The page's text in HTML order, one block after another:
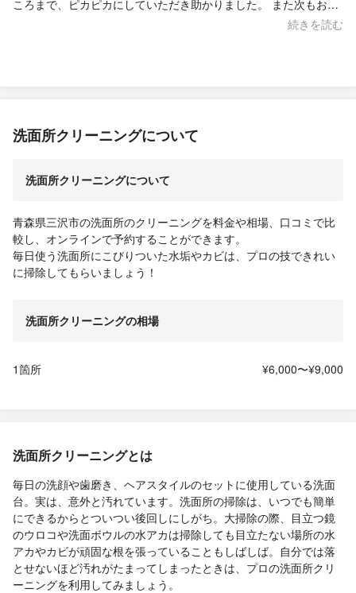
ころまで、ピカピカにしていただき助かりました。 また次もお願
続きを読む
洗面所クリーニングについて
洗面所クリーニングについて
青森県三沢市の洗面所のクリーニングを料金や相場、口コミで比
較し、オンラインで予約することができます。
毎日使う洗面所にこびりついた水垢やカビは、プロの技できれい
に掃除してもらいましょう！
洗面所クリーニングの相場
1箇所 ¥6,000〜¥9,000
洗面所クリーニングとは
毎日の洗顔や歯磨き、ヘアスタイルのセットに使用している洗面
台。実は、意外と汚れています。洗面所の掃除は、いつでも簡単
にできるからとついつい後回しにしがち。大掃除の際、目立つ鏡
のウロコや洗面ボウルの水アカは掃除しても目立たない場所の水
アカやカビが頑固な根を張っていることもしばしば。自分では落
とせないほど汚れがたまってしまったときは、プロの洗面所クリ
ーニングを利用してみましょう。